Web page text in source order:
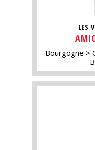
LES
Bourgogne